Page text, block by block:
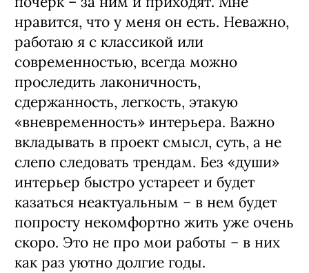
нравится, что у меня он есть. Неважно,
работаю я с классикой или
современностью, всегда можно
проследить лаконичность,
сдержанность, легкость, этакую
«вневременность» интерьера. Важно
вкладывать в проект смысл, суть, а не
слепо следовать трендам. Без «души»
интерьер быстро устареет и будет
казаться неактуальным – в нем будет
попросту некомфортно жить уже очень
скоро. Это не про мои работы – в них
как раз уютно долгие годы.